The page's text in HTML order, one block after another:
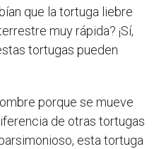
que la tortuga liebre
muy rápida? ¡Sí,
tortugas pueden
porque se mueve
de otras tortugas
esta tortuga